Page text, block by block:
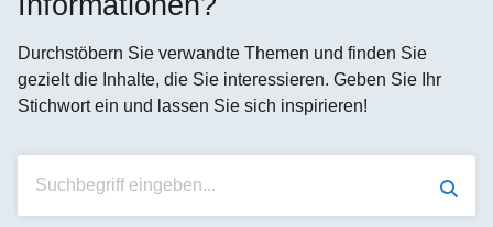
Durchstöbern Sie verwandte Themen und finden Sie
gezielt die Inhalte, die Sie interessieren. Geben Sie Ihr
Stichwort ein und lassen Sie sich inspirieren!
Suchen